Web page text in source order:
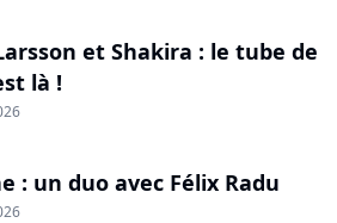
et Shakira : le tube de
là !
: un duo avec Félix Radu